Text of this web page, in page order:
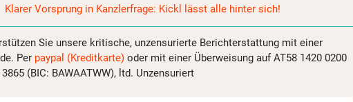
Klarer Vorsprung in Kanzlerfrage: Kickl lässt alle hinter sich!
Sie unsere kritische, unzensurierte Berichterstattung mit einer
Per paypal (Kreditkarte) oder mit einer Überweisung auf AT58 1420 0200
3865 (BIC: BAWAATWW), ltd. Unzensuriert